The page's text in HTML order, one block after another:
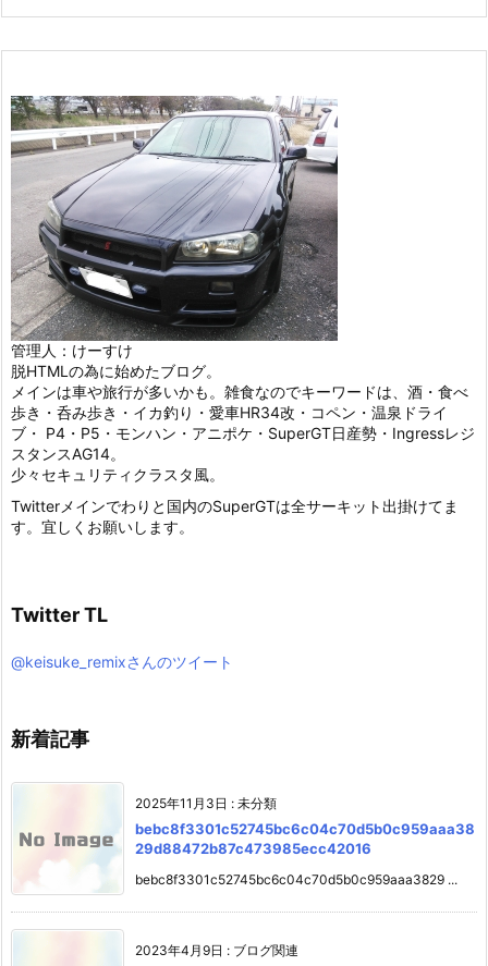
管理人：けーすけ
脱HTMLの為に始めたブログ。
メインは車や旅行が多いかも。雑食なのでキーワードは、酒・食べ
歩き・呑み歩き・イカ釣り・愛車HR34改・コペン・温泉ドライ
ブ・ P4・P5・モンハン・アニポケ・SuperGT日産勢・Ingressレジ
スタンスAG14。
少々セキュリティクラスタ風。
Twitterメインでわりと国内のSuperGTは全サーキット出掛けてま
す。宜しくお願いします。
Twitter TL
@keisuke_remixさんのツイート
新着記事
2025年11月3日 : 未分類
bebc8f3301c52745bc6c04c70d5b0c959aaa38
29d88472b87c473985ecc42016
bebc8f3301c52745bc6c04c70d5b0c959aaa3829 ...
2023年4月9日 : ブログ関連